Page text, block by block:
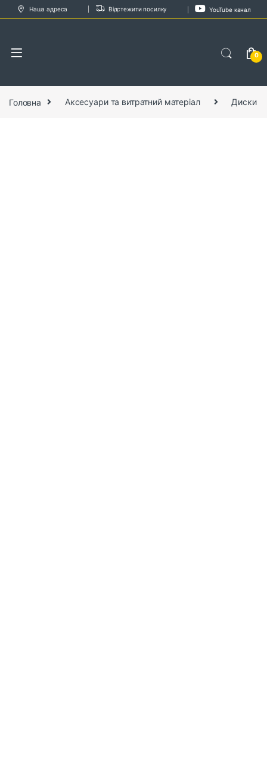
Skip to navigation
Skip to content
Наша адреса Відстежити посилку YouTube канал
0
Головна Аксесуари та витратний матеріал Диски